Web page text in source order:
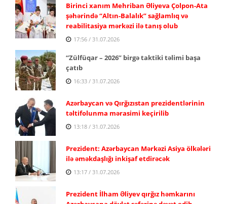
Birinci xanım Mehriban Əliyeva Çolpon-Ata
şəhərində “Altın-Balalık” sağlamlıq və
reabilitasiya mərkəzi ilə tanış olub
17:56 / 31.07.2026
“Zülfüqar – 2026” birgə taktiki təlimi başa
çatıb
16:33 / 31.07.2026
Azərbaycan və Qırğızıstan prezidentlərinin
təltifolunma mərasimi keçirilib
13:18 / 31.07.2026
Prezident: Azərbaycan Mərkəzi Asiya ölkələri
ilə əməkdaşlığı inkişaf etdirəcək
13:17 / 31.07.2026
Prezident İlham Əliyev qırğız həmkarını